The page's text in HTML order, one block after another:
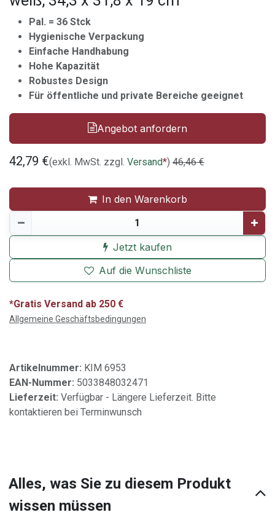
Pal. = 36 Stck
Hygienische Verpackung
Einfache Handhabung
Hohe Kapazität
Robustes Design
Für öffentliche und private Bereiche geeignet
Angebot anfordern
42,79 €(exkl. MwSt. zzgl. Versand*) 46,46€
In den Warenkorb
Jetzt kaufen
Auf die Wunschliste
*Gratis Versand ab 250 €
Allgemeine Geschäftsbedingungen
Artikelnummer: KIM 6953
EAN-Nummer: 5033848032471
Lieferzeit: Verfügbar - Längere Lieferzeit. Bitte
kontaktieren bei Terminwunsch
Alles, was Sie zu diesem Produkt
wissen müssen